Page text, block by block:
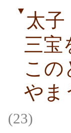
▼ 太子
三宝
この
やま
(23)